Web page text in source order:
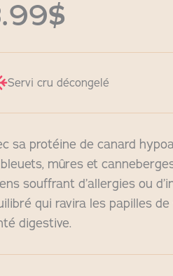
Servi cru décongelé
sa protéine de canard
mûres et
souffrant d’allergies ou
qui ravira les papilles
digestive.